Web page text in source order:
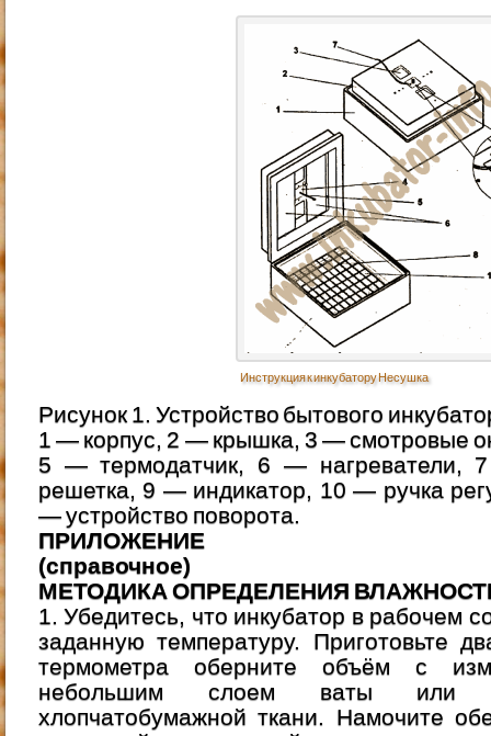
Инструкция к инкубатору Несушка
Рисунок 1. Устройство бытового
1 — корпус, 2 — крышка, 3 — смотровые
5 — термодатчик, 6 —
решетка, 9 — индикатор, 10 — ручка
— устройство поворота.
ПРИЛОЖЕНИЕ
(справочное)
МЕТОДИКА ОПРЕДЕЛЕНИЯ
1. Убедитесь, что инкубатор в рабочем
заданную температуру. Приготовьте
термометра оберните объём с
небольшим слоем ваты или
хлопчатобумажной ткани. Намочите